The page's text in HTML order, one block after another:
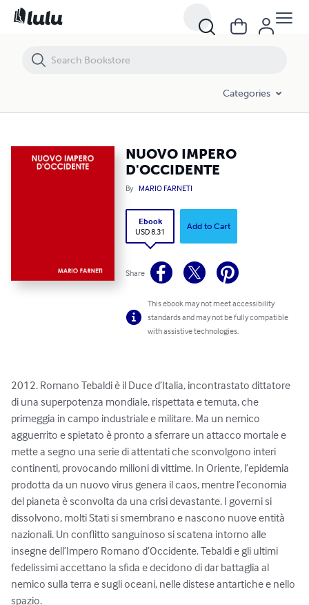
Categories
NUOVO IMPERO
D'OCCIDENTE
By MARIO FARNETI
Ebook
USD 8.31
Add to Cart
Share
This ebook may not meet accessibility
standards and may not be fully compatible
with assistive technologies.
2012. Romano Tebaldi è il Duce d’Italia, incontrastato dittatore
di una superpotenza mondiale, rispettata e temuta, che
primeggia in campo industriale e militare. Ma un nemico
agguerrito e spietato è pronto a sferrare un attacco mortale e
mette a segno una serie di attentati che sconvolgono interi
continenti, provocando milioni di vittime. In Oriente, l’epidemia
prodotta da un nuovo virus genera il caos, mentre l’economia
del pianeta è sconvolta da una crisi devastante. I governi si
dissolvono, molti Stati si smembrano e nascono nuove entità
nazionali. Un conflitto sanguinoso si scatena intorno alle
insegne dell’Impero Romano d’Occidente. Tebaldi e gli ultimi
fedelissimi accettano la sfida e decidono di dar battaglia al
nemico sulla terra e sugli oceani, nelle distese antartiche e nello
spazio.
NUOVO IMPERO D'OCCIDENTE